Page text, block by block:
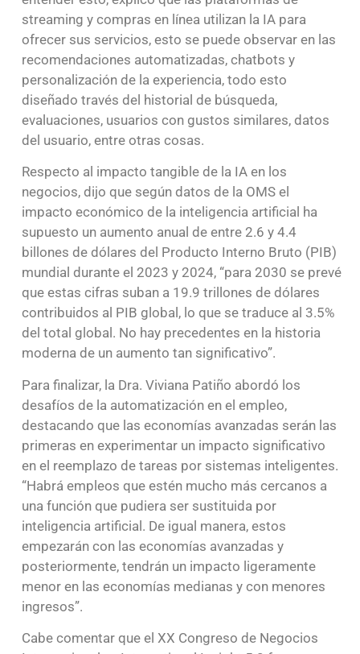
streaming y compras en línea utilizan la IA para
ofrecer sus servicios, esto se puede observar en las
recomendaciones automatizadas, chatbots y
personalización de la experiencia, todo esto
diseñado través del historial de búsqueda,
evaluaciones, usuarios con gustos similares, datos
del usuario, entre otras cosas.
Respecto al impacto tangible de la IA en los
negocios, dijo que según datos de la OMS el
impacto económico de la inteligencia artificial ha
supuesto un aumento anual de entre 2.6 y 4.4
billones de dólares del Producto Interno Bruto (PIB)
mundial durante el 2023 y 2024, “para 2030 se prevé
que estas cifras suban a 19.9 trillones de dólares
contribuidos al PIB global, lo que se traduce al 3.5%
del total global. No hay precedentes en la historia
moderna de un aumento tan significativo”.
Para finalizar, la Dra. Viviana Patiño abordó los
desafíos de la automatización en el empleo,
destacando que las economías avanzadas serán las
primeras en experimentar un impacto significativo
en el reemplazo de tareas por sistemas inteligentes.
“Habrá empleos que estén mucho más cercanos a
una función que pudiera ser sustituida por
inteligencia artificial. De igual manera, estos
empezarán con las economías avanzadas y
posteriormente, tendrán un impacto ligeramente
menor en las economías medianas y con menores
ingresos”.
Cabe comentar que el XX Congreso de Negocios